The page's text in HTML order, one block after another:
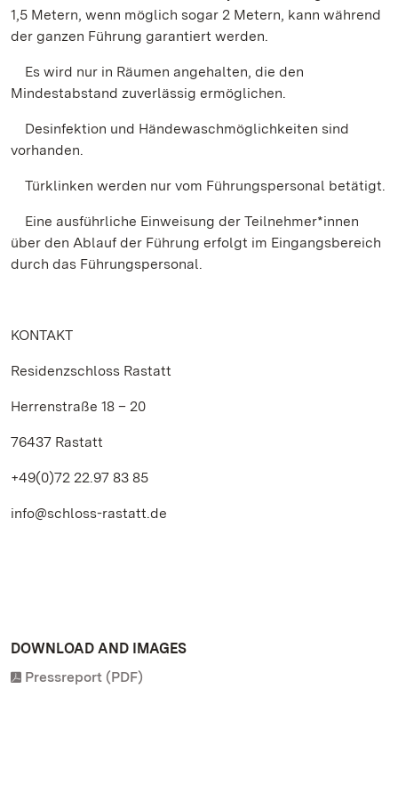
1,5 Metern, wenn möglich sogar 2 Metern, kann während
der ganzen Führung garantiert werden.
Es wird nur in Räumen angehalten, die den
Mindestabstand zuverlässig ermöglichen.
Desinfektion und Händewaschmöglichkeiten sind
vorhanden.
Türklinken werden nur vom Führungspersonal betätigt.
Eine ausführliche Einweisung der Teilnehmer*innen
über den Ablauf der Führung erfolgt im Eingangsbereich
durch das Führungspersonal.
KONTAKT
Residenzschloss Rastatt
Herrenstraße 18 – 20
76437 Rastatt
+49(0)72 22.97 83 85
info@schloss-rastatt.de
DOWNLOAD AND IMAGES
Pressreport (PDF)